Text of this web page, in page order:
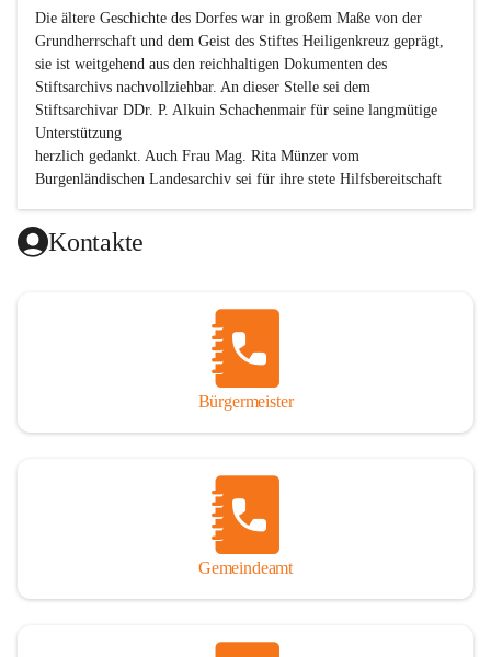
Die ältere Geschichte des Dorfes war in großem Maße von der
Grundherrschaft und dem Geist des Stiftes Heiligenkreuz geprägt,
sie ist weitgehend aus den reichhaltigen Dokumenten des
Stiftsarchivs nachvollziehbar. An dieser Stelle sei dem
Stiftsarchivar DDr. P. Alkuin Schachenmair für seine langmütige
Unterstützung
herzlich gedankt. Auch Frau Mag. Rita Münzer vom
Burgenländischen Landesarchiv sei für ihre stete Hilfsbereitschaft
Dank gilt den Textautoren dieser Chronik, dem kleinen
Redaktionsteam, für die gute Zusammenarbeit.
gedankt werden, die durch ihre Erinnerungen, Informationen und
durch das Überlassen von Fotos und Dokumenten zum Gesamtbild
dieses Buches wesentlich beigetragen haben.
Der Zeitdruck war enorm, um das Werk auch zeitgerecht für das
Jubiläumsjahr abschließen zu können. Daher mag um Nachsicht
Ausführlichkeit behandelt erscheinen, oder auch der eine oder
andere Fehler unterlief. Die Autoren haben nach ihren
individuellen Möglichkeiten mit bestem Wissen und Gewissen
Andreas Rohatsch wurde auf das System der Fußnoten verzichtet.
Kontakte
Bürgermeister
Gemeindeamt